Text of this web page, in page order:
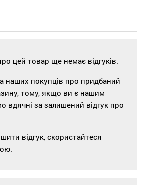
цей товар ще немає відгуків.
наших покупців про придбаний
тому, якщо ви є нашим
вдячні за залишений відгук про
відгук, скористайтеся